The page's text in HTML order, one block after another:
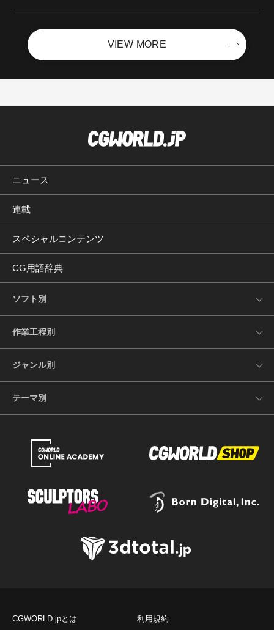
VIEW MORE
ニュース
連載
スペシャルコンテンツ
CG用語辞典
ソフト別
作業工程別
ジャンル別
テーマ別
CGWORLD.jpとは 利用規約